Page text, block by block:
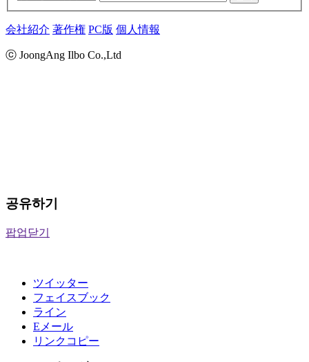
会社紹介 著作権 PC版 個人情報
ⓒ JoongAng Ilbo Co.,Ltd
공유하기
팝업닫기
ツイッター
フェイスブック
ライン
Eメール
リンクコピー